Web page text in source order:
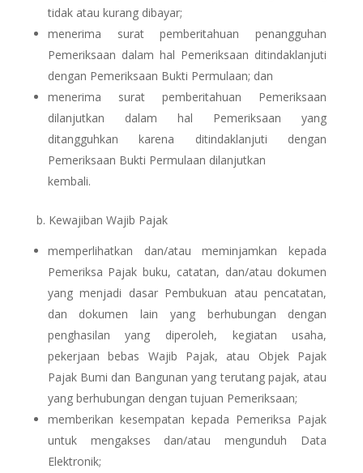
tidak atau kurang dibayar;
menerima surat pemberitahuan penangguhan
Pemeriksaan dalam hal Pemeriksaan ditindaklanjuti
dengan Pemeriksaan Bukti Permulaan; dan
menerima surat pemberitahuan Pemeriksaan
dilanjutkan dalam hal Pemeriksaan yang
ditangguhkan karena ditindaklanjuti dengan
Pemeriksaan Bukti Permulaan dilanjutkan
kembali.
b. Kewajiban Wajib Pajak
memperlihatkan dan/atau meminjamkan kepada
Pemeriksa Pajak buku, catatan, dan/atau dokumen
yang menjadi dasar Pembukuan atau pencatatan,
dan dokumen lain yang berhubungan dengan
penghasilan yang diperoleh, kegiatan usaha,
pekerjaan bebas Wajib Pajak, atau Objek Pajak
Pajak Bumi dan Bangunan yang terutang pajak, atau
yang berhubungan dengan tujuan Pemeriksaan;
memberikan kesempatan kepada Pemeriksa Pajak
untuk mengakses dan/atau mengunduh Data
Elektronik;